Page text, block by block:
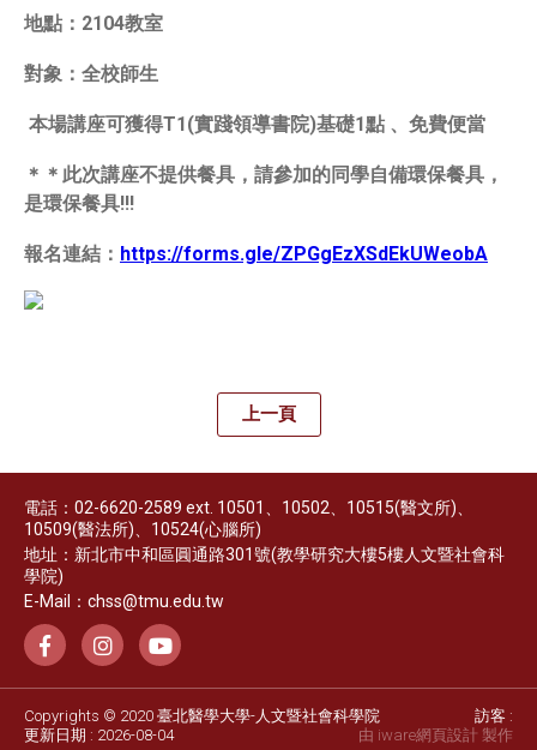
地點：2104教室
對象：全校師生
本場講座可獲得T1(實踐領導書院)基礎1點 、免費便當
＊＊此次講座不提供餐具，請參加的同學自備環保餐具，
是環保餐具!!!
報名連結： https://forms.gle/ZPGgEzXSdEkUWeobA
上一頁
電話：02-6620-2589 ext. 10501、10502、10515(醫文所)、
10509(醫法所)、10524(心腦所)
地址：新北市中和區圓通路301號(教學研究大樓5樓人文暨社會科
學院)
E-Mail：chss@tmu.edu.tw
Copyrights © 2020 臺北醫學大學-人文暨社會科學院
訪客 :
更新日期 : 2026-08-04
由 iware網頁設計 製作